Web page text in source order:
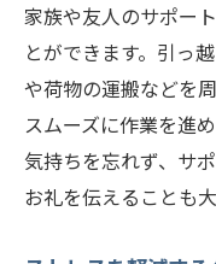
家族や友人のサポー
とができます。引っ
や荷物の運搬などを
スムーズに作業を進
気持ちを忘れず、サ
お礼を伝えることも大